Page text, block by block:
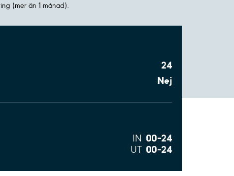
(mer än 1 månad).
24
Nej
IN 00–24
UT 00–24